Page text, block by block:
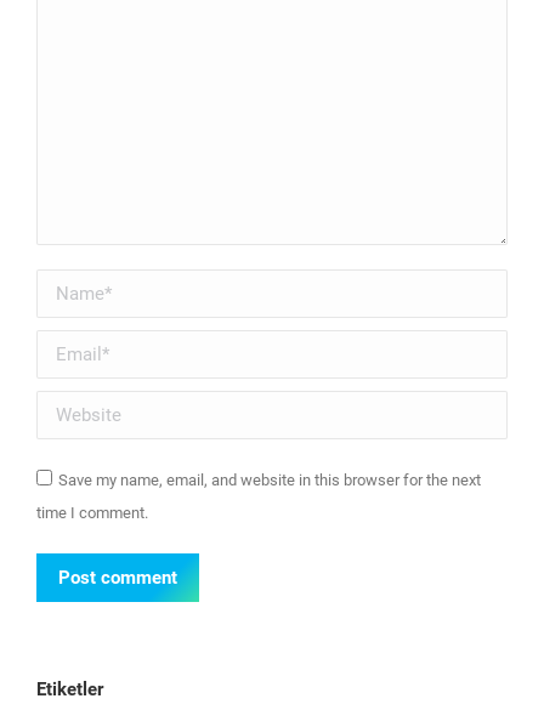
Name *
Email *
Website
Save my name, email, and website in this browser for the next
time I comment.
Post comment
Etiketler